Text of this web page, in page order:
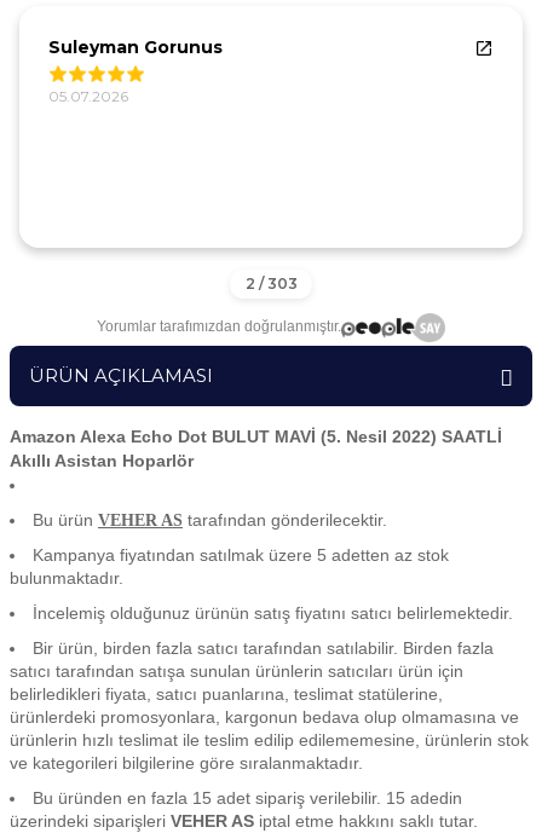
Suleyman Gorunus
05.07.2026
Yorumlar tarafımızdan doğrulanmıştır.
ÜRÜN AÇIKLAMASI
Amazon Alexa Echo Dot BULUT MAVİ (5. Nesil 2022) SAATLİ
Akıllı Asistan Hoparlör
Bu ürün VEHER AS tarafından gönderilecektir.
Kampanya fiyatından satılmak üzere 5 adetten az stok
bulunmaktadır.
İncelemiş olduğunuz ürünün satış fiyatını satıcı belirlemektedir.
Bir ürün, birden fazla satıcı tarafından satılabilir. Birden fazla
satıcı tarafından satışa sunulan ürünlerin satıcıları ürün için
belirledikleri fiyata, satıcı puanlarına, teslimat statülerine,
ürünlerdeki promosyonlara, kargonun bedava olup olmamasına ve
ürünlerin hızlı teslimat ile teslim edilip edilememesine, ürünlerin stok
ve kategorileri bilgilerine göre sıralanmaktadır.
Bu üründen en fazla 15 adet sipariş verilebilir. 15 adedin
üzerindeki siparişleri VEHER AS iptal etme hakkını saklı tutar.